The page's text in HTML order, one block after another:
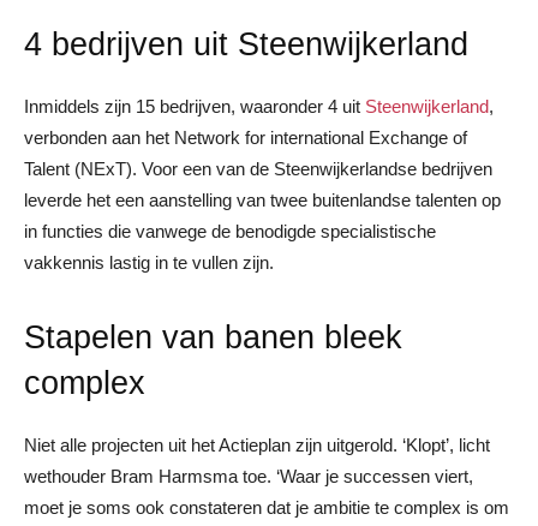
4 bedrijven uit Steenwijkerland
Inmiddels zijn 15 bedrijven, waaronder 4 uit Steenwijkerland,
verbonden aan het Network for international Exchange of
Talent (NExT). Voor een van de Steenwijkerlandse bedrijven
leverde het een aanstelling van twee buitenlandse talenten op
in functies die vanwege de benodigde specialistische
vakkennis lastig in te vullen zijn.
Stapelen van banen bleek
complex
Niet alle projecten uit het Actieplan zijn uitgerold. ‘Klopt’, licht
wethouder Bram Harmsma toe. ‘Waar je successen viert,
moet je soms ook constateren dat je ambitie te complex is om